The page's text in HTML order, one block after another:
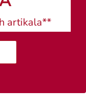
artikala**